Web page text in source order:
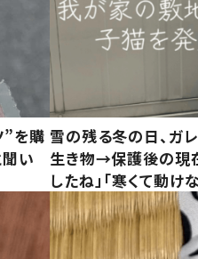
”を購
い
雪の残る冬の日、ガ
生き物→保護後の現
したね」「寒くて動け